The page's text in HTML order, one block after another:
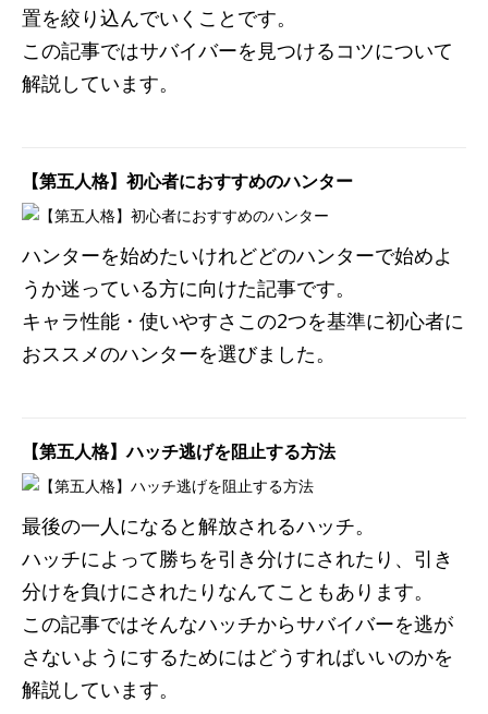
置を絞り込んでいくことです。
この記事ではサバイバーを見つけるコツについて
解説しています。
【第五人格】初心者におすすめのハンター
ハンターを始めたいけれどどのハンターで始めよ
うか迷っている方に向けた記事です。
キャラ性能・使いやすさこの2つを基準に初心者に
おススメのハンターを選びました。
【第五人格】ハッチ逃げを阻止する方法
最後の一人になると解放されるハッチ。
ハッチによって勝ちを引き分けにされたり、引き
分けを負けにされたりなんてこともあります。
この記事ではそんなハッチからサバイバーを逃が
さないようにするためにはどうすればいいのかを
解説しています。